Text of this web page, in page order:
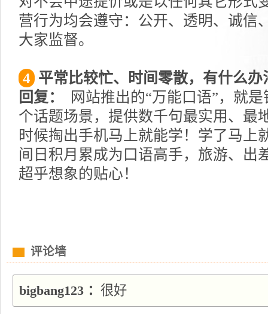
营行为均会遵守：公开、透明、诚信
大家监督。
4 平常比较忙、时间零散，有什么
回复：
网站推出的“万能口语”，就
个话题场景，提供数千句最实用、最
时候掏出手机马上就能学！学了马上
间日积月累成为口语高手，旅游、出
超乎想象的贴心！
评论墙
bigbang123 ： 很好